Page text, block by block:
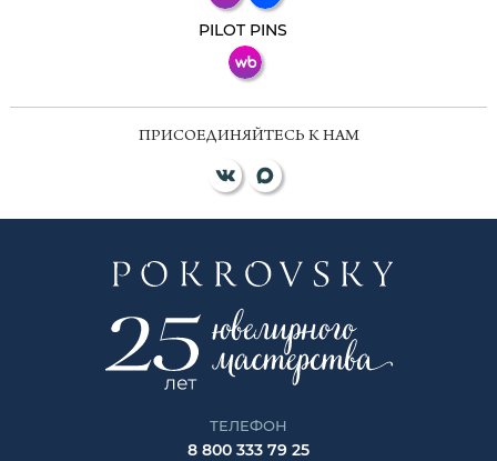
PILOT PINS
ПРИСОЕДИНЯЙТЕСЬ К НАМ
ТЕЛЕФОН
8 800 333 79 25